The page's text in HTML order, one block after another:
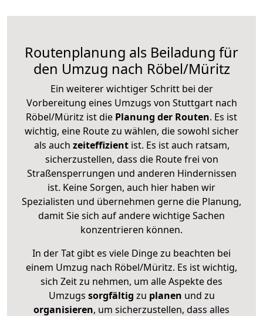
Routenplanung als Beiladung für
den Umzug nach Röbel/Müritz
Ein weiterer wichtiger Schritt bei der
Vorbereitung eines Umzugs von Stuttgart nach
Röbel/Müritz ist die Planung der Routen. Es ist
wichtig, eine Route zu wählen, die sowohl sicher
als auch zeiteffizientist. Es ist auch ratsam,
sicherzustellen, dass die Route frei von
Straßensperrungen und anderen Hindernissen
ist. Keine Sorgen, auch hier haben wir
Spezialisten und übernehmen gerne die Planung,
damit Sie sich auf andere wichtige Sachen
konzentrieren können.
In der Tat gibt es viele Dinge zu beachten bei
einem Umzug nach Röbel/Müritz. Es ist wichtig,
sich Zeit zu nehmen, um alle Aspekte des
Umzugs sorgfältig zu planen und zu
organisieren, um sicherzustellen, dass alles